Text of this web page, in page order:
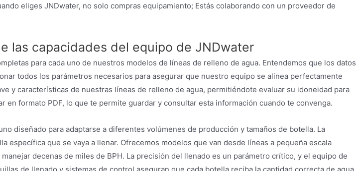
eliges JNDwater, no solo compras equipamiento; Estás colaborando con un proveedor de
las capacidades del equipo de JNDwater
para cada uno de nuestros modelos de líneas de relleno de agua. Entendemos que los datos
todos los parámetros necesarios para asegurar que nuestro equipo se alinea perfectamente
y características de nuestras líneas de relleno de agua, permitiéndote evaluar su idoneidad para
formato PDF, lo que te permite guardar y consultar esta información cuando te convenga.
diseñado para adaptarse a diferentes volúmenes de producción y tamaños de botella. La
que se vaya a llenar. Ofrecemos modelos que van desde líneas a pequeña escala
decenas de miles de BPH. La precisión del llenado es un parámetro crítico, y el equipo de